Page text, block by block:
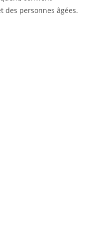
des personnes âgées.